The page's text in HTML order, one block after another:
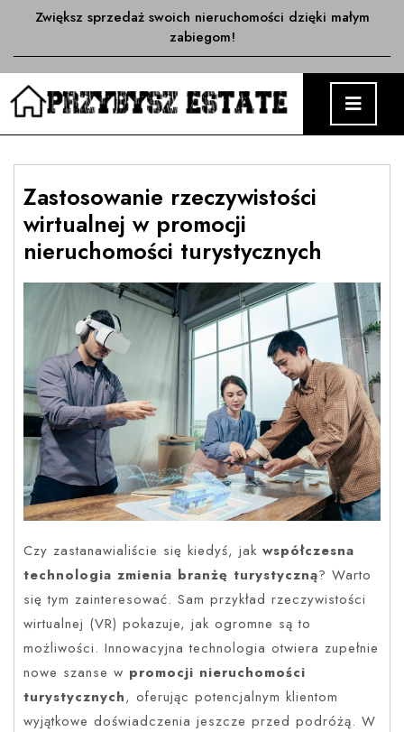
content
Zwiększ sprzedaż swoich nieruchomości dzięki małym
zabiegom!
Zastosowanie rzeczywistości
wirtualnej w promocji
nieruchomości turystycznych
Czy zastanawialiście się kiedyś, jak współczesna
technologia zmienia branżę turystyczną? Warto
się tym zainteresować. Sam przykład rzeczywistości
wirtualnej (VR) pokazuje, jak ogromne są to
możliwości. Innowacyjna technologia otwiera zupełnie
nowe szanse w promocji nieruchomości
turystycznych, oferując potencjalnym klientom
wyjątkowe doświadczenia jeszcze przed podróżą. W